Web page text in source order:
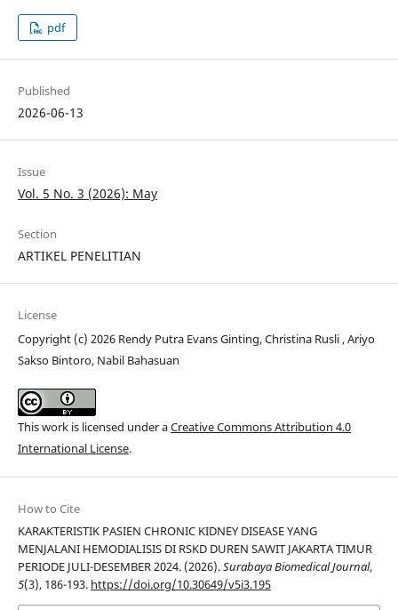
pdf
Published
2026-06-13
Issue
Vol. 5 No. 3 (2026): May
Section
ARTIKEL PENELITIAN
License
Copyright (c) 2026 Rendy Putra Evans Ginting, Christina Rusli , Ariyo
Sakso Bintoro, Nabil Bahasuan
This work is licensed under aCreative Commons Attribution 4.0
International License.
How to Cite
KARAKTERISTIK PASIEN CHRONIC KIDNEY DISEASE YANG
MENJALANI HEMODIALISIS DI RSKD DUREN SAWIT JAKARTA TIMUR
PERIODE JULI-DESEMBER 2024. (2026).Surabaya Biomedical Journal,
5(3), 186-193. https://doi.org/10.30649/v5i3.195